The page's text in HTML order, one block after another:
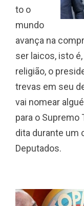
to o
mundo
avança na
ser laicos, isto
religião, o
trevas em seu
vai nomear
para o Supremo
dita durante um
Deputados.